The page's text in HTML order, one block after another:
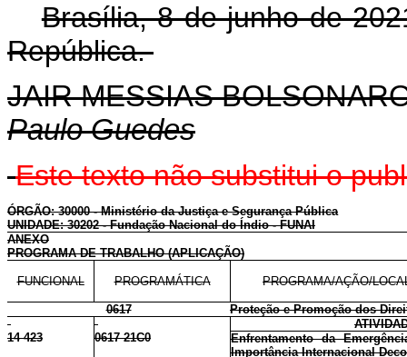
Brasília, 8 de junho de
República.
JAIR MESSIAS
Paulo Guedes
Este texto não substitui o
ÓRGÃO: 30000 - Ministério da Justiça e Segurança Pública
UNIDADE: 30202 - Fundação Nacional do Índio - FUNAI
ANEXO
PROGRAMA DE TRABALHO (APLICAÇÃO)
FUNCIONAL PROGRAMÁTICA PROGRAMA/AÇÃO/
0617
Proteção e Promoção dos
14 423
0617 21C0
Enfrentamento da
Importância Internacional